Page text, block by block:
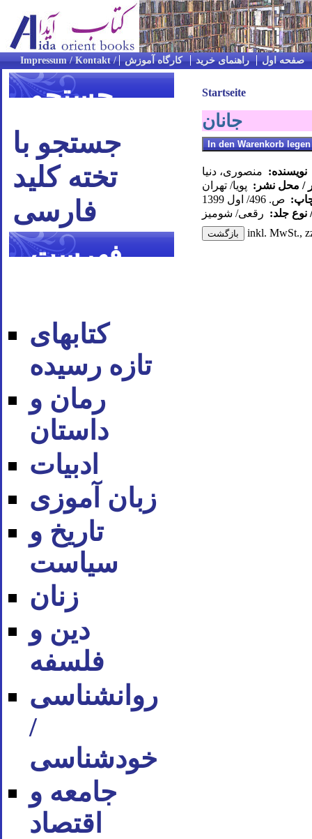
صفحه اول راهنمای خرید کارگاه آموزش
جستجو
جستجو با
تخته کلید
فارسی
فهرست
کتابهای
تازه رسیده
رمان و
داستان
ادبیات
زبان آموزی
تاریخ و
سیاست
زنان
دین و
فلسفه
روان‪شناسی
/
خودشناسی
جامعه و
اقتصاد
Startseite
جانان
نویسنده: منصوری، دنیا
/ محل نشر: پویا/ تهران
ص. 496/ اول 1399
جلد: رقعی/ شومیز
inkl. MwSt.,